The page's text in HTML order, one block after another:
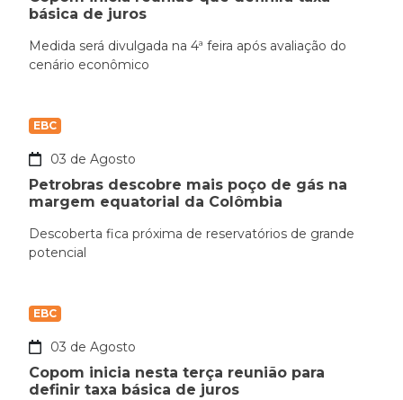
básica de juros
Medida será divulgada na 4ª feira após avaliação do
cenário econômico
EBC
03 de Agosto
Petrobras descobre mais poço de gás na
margem equatorial da Colômbia
Descoberta fica próxima de reservatórios de grande
potencial
EBC
03 de Agosto
Copom inicia nesta terça reunião para
definir taxa básica de juros